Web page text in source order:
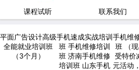
课程试听 联系我们
平面广告设计高级
全能就业培训班
（3个月）
手机速成实战培训
班 手机维修培训
班 济南手机维修
培训班 山东手机
手机维
班 （
受特价
元活动